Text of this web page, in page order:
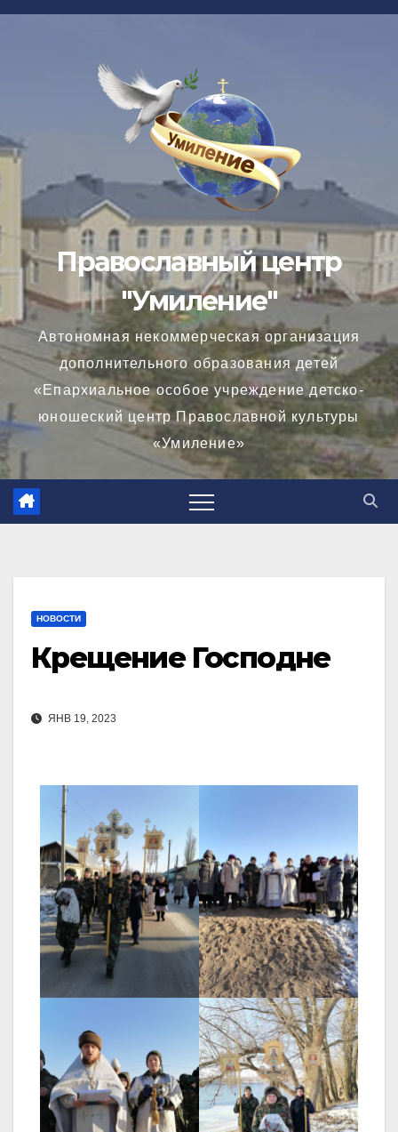
Перейти
Православный центр
"Умиление"
Автономная некоммерческая организация
дополнительного образования детей
«Епархиальное особое учреждение детско-
юношеский центр Православной культуры
«Умиление»
НОВОСТИ
Крещение Господне
ЯНВ 19, 2023